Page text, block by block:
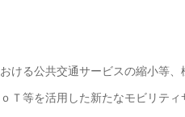
ける公共交通サービスの縮小等、
Ｔ等を活用した新たなモビリテ